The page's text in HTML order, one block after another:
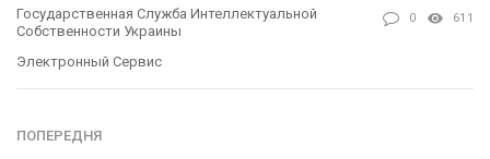
Государственная Служба Интеллектуальной
Собственности Украины
Электронный Сервис
0 611
ПОПЕРЕДНЯ